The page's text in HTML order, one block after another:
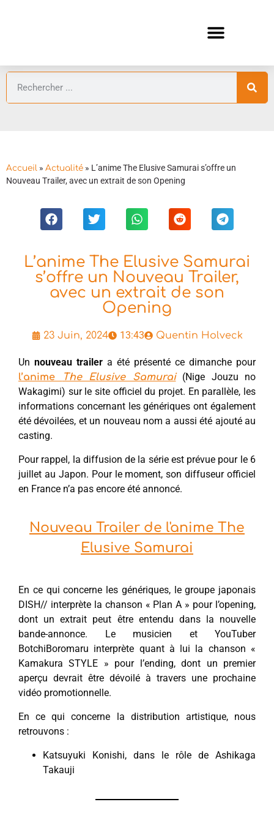
Accueil » Actualité » L’anime The Elusive Samurai s’offre un
Nouveau Trailer, avec un extrait de son Opening
L’anime The Elusive Samurai
s’offre un Nouveau Trailer,
avec un extrait de son
Opening
23 Juin, 2024 13:43 Quentin Holveck
Un nouveau trailer a été présenté ce dimanche pour
l’anime The Elusive Samurai(Nige Jouzu no
Wakagimi) sur le site officiel du projet. En parallèle, les
informations concernant les génériques ont également
été dévoilées, et un nouveau nom a aussi été ajouté au
casting.
Pour rappel, la diffusion de la série est prévue pour le 6
juillet au Japon. Pour le moment, son diffuseur officiel
en France n’a pas encore été annoncé.
Nouveau Trailer de l'anime The
Elusive Samurai
En ce qui concerne les génériques, le groupe japonais
DISH// interprète la chanson « Plan A » pour l’opening,
dont un extrait peut être entendu dans la nouvelle
bande-annonce. Le musicien et YouTuber
BotchiBoromaru interprète quant à lui la chanson «
Kamakura STYLE » pour l’ending, dont un premier
aperçu devrait être dévoilé à travers une prochaine
vidéo promotionnelle.
En ce qui concerne la distribution artistique, nous
retrouvons :
Katsuyuki Konishi, dans le rôle de Ashikaga
Takauji